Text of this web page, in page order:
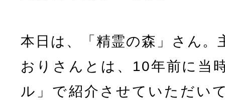
本日は、「精霊の森」さん。
おりさんとは、10年前に当
ル」で紹介させていただい